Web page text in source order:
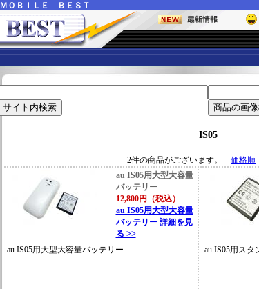
ＭＯＢＩＬＥ ＢＥＳＴ
IS05
2件の商品がございます。 価格順
au IS05用大型大容量
バッテリー
12,800円（税込）
au IS05用大型大容量
バッテリー 詳細を見
る >>
au IS05用大型大容量バッテリー
au IS05用ス